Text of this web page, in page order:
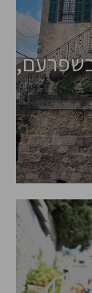
בשפרעם,